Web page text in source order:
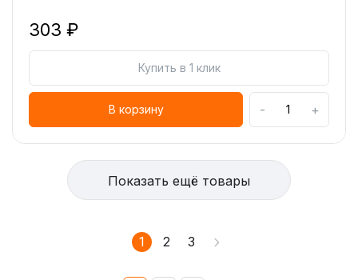
303 ₽
Купить в 1 клик
В корзину - +
Показать ещё товары
1 2 3